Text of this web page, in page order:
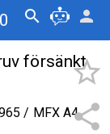
search person
share
star_border
försänkt
/ MFX A4